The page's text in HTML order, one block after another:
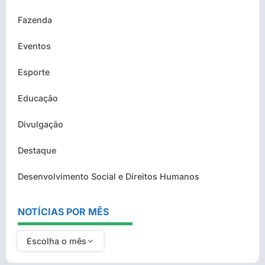
Fazenda
Eventos
Esporte
Educação
Divulgação
Destaque
Desenvolvimento Social e Direitos Humanos
NOTÍCIAS POR MÊS
Escolha o mês